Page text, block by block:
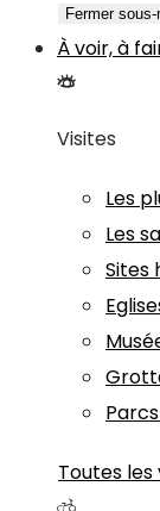
Fermer
À voir, à
Visites
Les
Les
Sites
Toutes les